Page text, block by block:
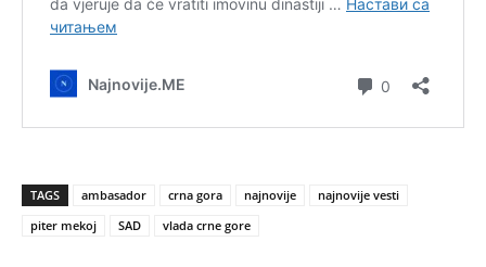
TAGS ambasador crna gora najnovije
najnovije vesti
piter mekoj
SAD vlada crne gore